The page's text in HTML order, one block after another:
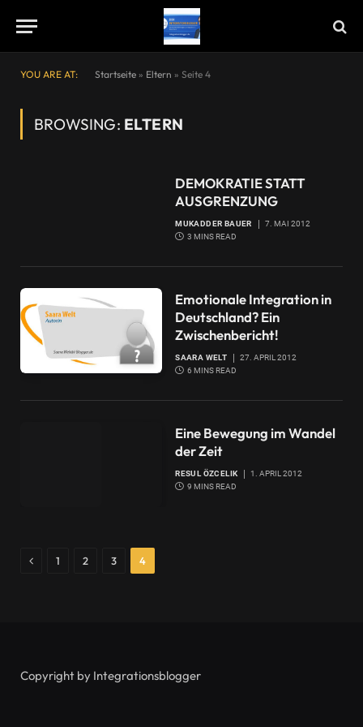
YOU ARE AT: Startseite » Eltern » Seite 4
BROWSING: ELTERN
DEMOKRATIE STATT
AUSGRENZUNG
MUKADDER BAUER
7. MAI 2012
3 MINS READ
Emotionale Integration in
Deutschland? Ein
Zwischenbericht!
SAARA WELT
27. APRIL 2012
6 MINS READ
Eine Bewegung im Wandel
der Zeit
RESUL ÖZCELIK
1. APRIL 2012
9 MINS READ
Previous
1 2 3 4
Copyright by Integrationsblogger